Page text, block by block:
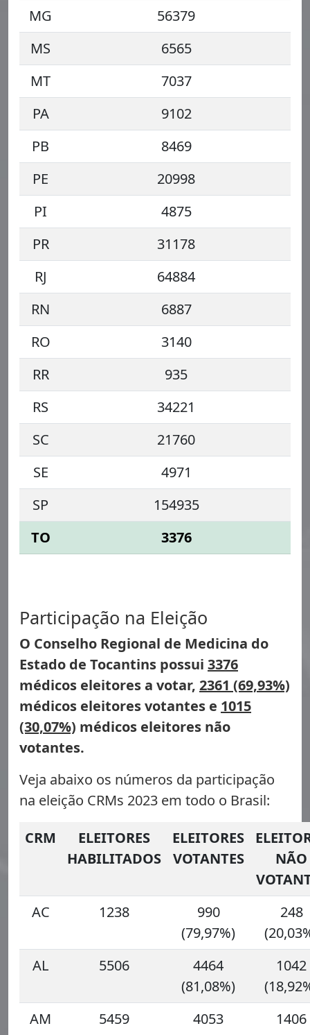
MG
56379
MS
6565
MT
7037
PA
9102
PB
8469
PE
20998
PI
4875
PR
31178
RJ
64884
RN
6887
RO
3140
RR
935
RS
34221
SC
21760
SE
4971
SP
154935
TO
3376
Participação na Eleição
O Conselho Regional de Medicina do
Estado de Tocantins possui 3376
médicos eleitores a votar, 2361 (69,93%)
médicos eleitores votantes e 1015
(30,07%) médicos eleitores não
votantes.
Veja abaixo os números da participação
na eleição CRMs 2023 em todo o Brasil:
CRM
ELEITORES
HABILITADOS
ELEITORES
VOTANTES
NÃO
AC
1238
990
(79,97%)
248
AL
5506
4464
(81,08%)
1042
AM
5459
4053
1406